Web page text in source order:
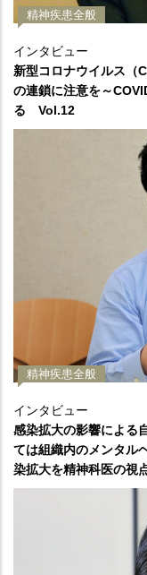
精神疾患全般
インタビュー
新型コロナウイルス（
の連鎖に注意を～
る Vol.12
精神疾患全般
インタビュー
感染拡大の影響による
ては組織内のメンタル
染拡大を精神科医の